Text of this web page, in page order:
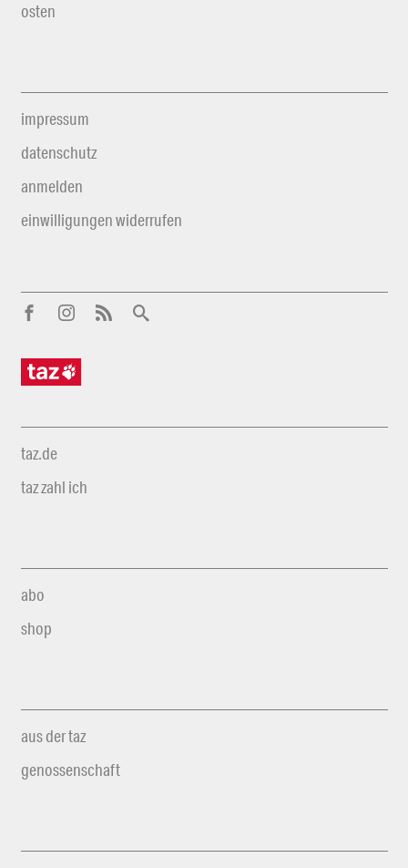
osten
impressum
datenschutz
anmelden
einwilligungen widerrufen
taz.de
taz zahl ich
abo
shop
aus der taz
genossenschaft